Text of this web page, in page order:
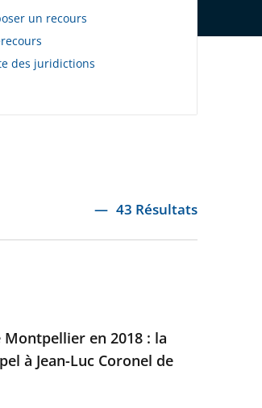
un recours
des juridictions
43 Résultats
en 2018 : la
à Jean-Luc Coronel de